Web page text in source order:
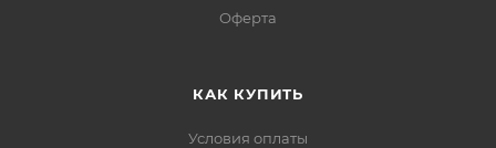
Офертa
КАК КУПИТЬ
Условия оплаты